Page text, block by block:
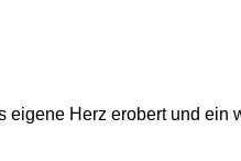
Herz erobert und ein